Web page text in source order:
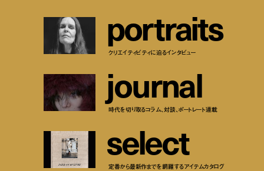
portraits
クリエイティビティに迫るインタビュー
journal
時代を切り取るコラム、対談、ポートレート連載
select
定番から最新作までを網羅するアイテムカタログ